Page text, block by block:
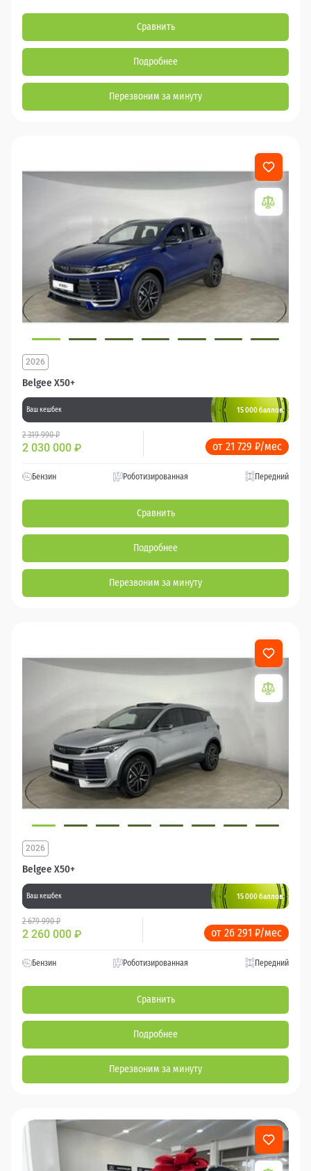
Сравнить
Подробнее
Перезвоним за минуту
Belgee X50+
2026
Ваш кешбек 15 000 баллов
2 319 990 ₽
2 030 000 ₽ от 21 729 ₽/мес
Бензин Роботизированная Передний
Сравнить
Подробнее
Перезвоним за минуту
Belgee X50+
2026
Ваш кешбек 15 000 баллов
2 679 990 ₽
2 260 000 ₽ от 26 291 ₽/мес
Бензин Роботизированная Передний
Сравнить
Подробнее
Перезвоним за минуту